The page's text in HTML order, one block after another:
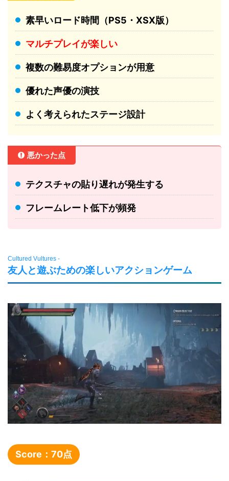
素早いロード時間（PS5・XSX版）
マルチプレイが楽しい
複数の難易度オプションが用意
優れた声優の演技
よく考えられたステージ設計
悪かった点
テクスチャの貼り遅れが発生する
フレームレート低下が頻発
Cultured Vultures -
友人と遊ぶための楽しいアクションゲーム
Score： 70点